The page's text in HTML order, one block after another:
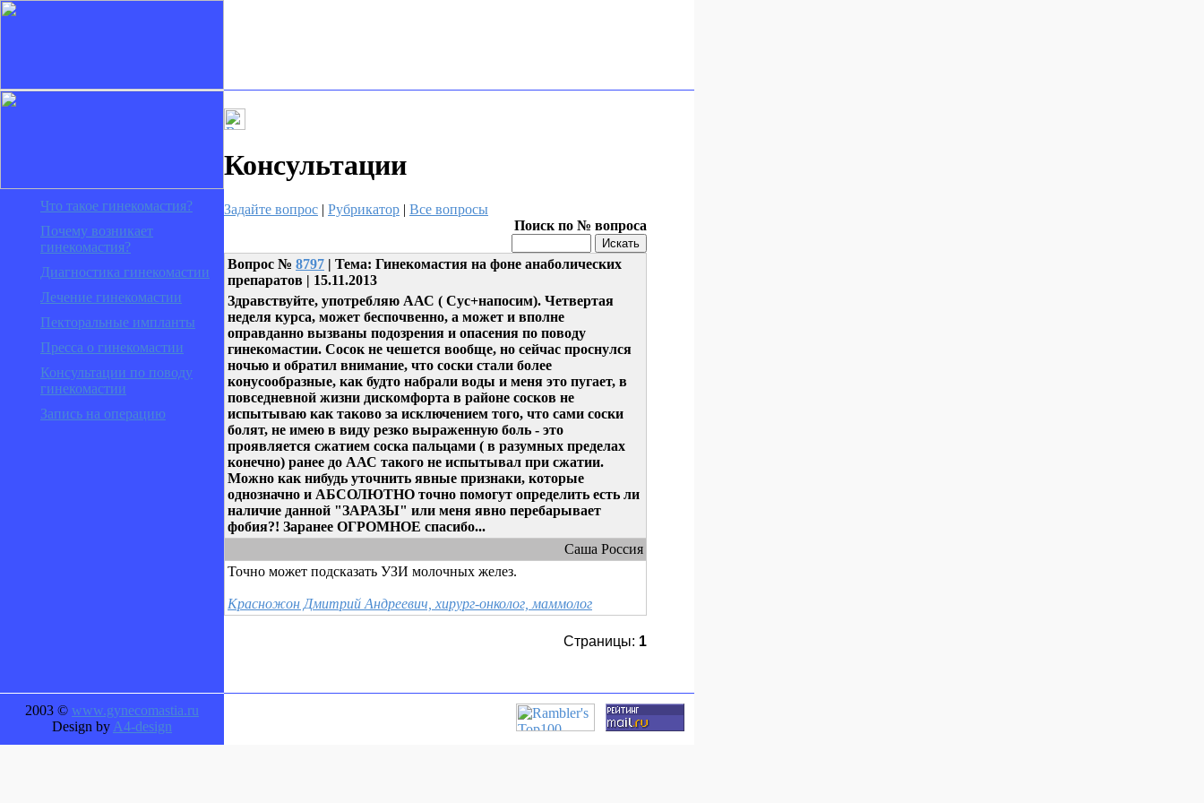
Что такое гинекомастия?
Почему возникает
гинекомастия?
Диагностика гинекомастии
Лечение гинекомастии
Пекторальные импланты
Пресса о гинекомастии
Консультации по поводу
гинекомастии
Запись на операцию
Консультации
Задайте вопрос | Рубрикатор | Все вопросы
Поиск по № вопроса
Вопрос № 8797 | Тема: Гинекомастия на фоне анаболических
препаратов | 15.11.2013
Здравствуйте, употребляю ААС ( Сус+напосим). Четвертая
неделя курса, может беспочвенно, а может и вполне
оправданно вызваны подозрения и опасения по поводу
гинекомастии. Сосок не чешется вообще, но сейчас проснулся
ночью и обратил внимание, что соски стали более
конусообразные, как будто набрали воды и меня это пугает, в
повседневной жизни дискомфорта в районе сосков не
испытываю как таково за исключением того, что сами соски
болят, не имею в виду резко выраженную боль - это
проявляется сжатием соска пальцами ( в разумных пределах
конечно) ранее до ААС такого не испытывал при сжатии.
Можно как нибудь уточнить явные признаки, которые
однозначно и АБСОЛЮТНО точно помогут определить есть ли
наличие данной "ЗАРАЗЫ" или меня явно перебарывает
фобия?! Заранее ОГРОМНОЕ спасибо...
Саша Россия
Точно может подсказать УЗИ молочных желез.
Красножон Дмитрий Андреевич, хирург-онколог, маммолог
Страницы: 1
2003 © www.gynecomastia.ru
Design by A4-design